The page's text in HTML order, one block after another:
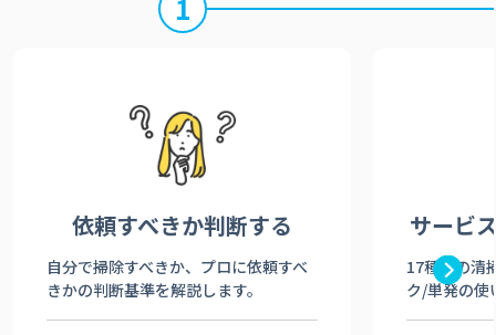
1
依頼すべきか判断する
自分で掃除すべきか、プロに依頼すべ
きかの判断基準を解説します。
サービ
17種類の清
ク/単発の使